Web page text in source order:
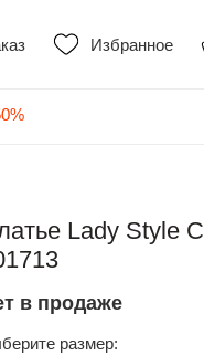
Избранное
Lady Style
в продаже
размер: